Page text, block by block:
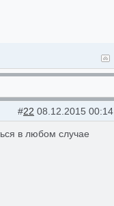
#22 08.12.2015 00:14
в любом случае